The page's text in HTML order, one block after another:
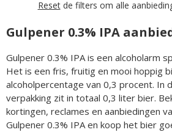
Resetde filters om alle
Gulpener 0.3% IPA
Gulpener 0.3% IPA is een alcoholarm
Het is een fris, fruitig en mooi hoppig
alcoholpercentage van 0,3 procent. In
verpakking zit in totaal 0,3 liter bier.
kortingen, reclames en aanbiedingen
Gulpener 0.3% IPA en koop het bier